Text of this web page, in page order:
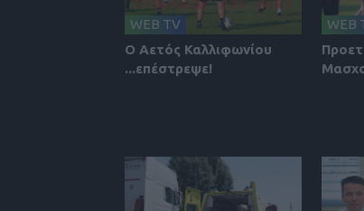
WEB TV
Ο Αετός Καλλιφωνίου
...επέστρεψε!
WEB